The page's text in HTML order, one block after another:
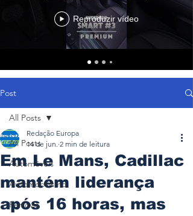
Reproduzir vídeo
Post
All Posts
Automóveis
Automobilismo
Ferrovia
All Posts
Em Le Mans, Cadillac
mantém liderança
após 16 horas, mas
Redação Europa
14 de jun. 2 min de leitura